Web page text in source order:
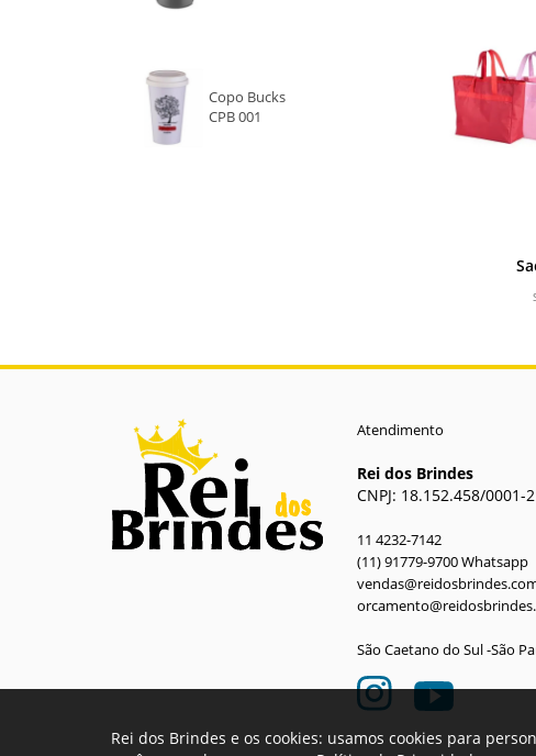
MARROM
VERDE E AMARELO
Copo Bucks
CPB 001
Atendimento
Rei dos Brindes
CNPJ: 18.152.458/0001-
11 4232-7142
(11) 91779-9700 Whatsapp
São Caetano do Sul -São
Rei dos Brindes e os cookies: usamos cookies para